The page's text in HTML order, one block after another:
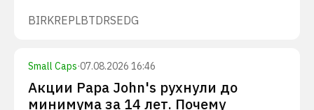
BIRKREPLBTDRSEDG
Small Caps·07.08.2026 16:46
Акции Papa John's рухнули до
минимума за 14 лет. Почему